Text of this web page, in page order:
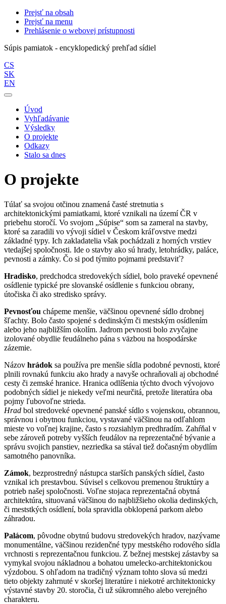
Prejsť na obsah
Prejsť na menu
Prehlásenie o webovej prístupnosti
Súpis pamiatok - encyklopedický prehľad sídiel
CS
SK
EN
Úvod
Vyhľadávanie
Výsledky
O projekte
Odkazy
Stalo sa dnes
O projekte
Túlať sa svojou otčinou znamená časté stretnutia s
architektonickými pamiatkami, ktoré vznikali na území ČR v
priebehu storočí. Vo svojom „Súpise“ som sa zameral na stavby,
ktoré sa zaradili vo vývoji sídiel v Českom kráľovstve medzi
základné typy. Ich zakladatelia však pochádzali z horných vrstiev
vtedajšej spoločnosti. Ide o stavby ako sú hrady, letohrádky, paláce,
pevnosti a zámky. Čo si pod týmito pojmami predstaviť?
Hradisko, predchodca stredovekých sídiel, bolo praveké opevnené
osídlenie typické pre slovanské osídlenie s funkciou obrany,
útočiska či ako stredisko správy.
Pevnosťou chápeme menšie, väčšinou opevnené sídlo drobnej
šľachty. Bolo často spojené s dedinským či mestským osídlením
alebo jeho najbližším okolím. Jadrom pevnosti bolo zvyčajne
izolované obydlie feudálneho pána s väzbou na hospodárske
zázemie.
Názov hrádok sa používa pre menšie sídla podobné pevnosti, ktoré
plnili rovnakú funkciu ako hrady a navyše ochraňovali aj obchodné
cesty či zemské hranice. Hranica odlíšenia týchto dvoch vývojovo
podobných sídiel je niekedy veľmi neurčitá, pretože literatúra oba
pojmy ľubovoľne strieda.
Hrad bol stredoveké opevnené panské sídlo s vojenskou, obrannou,
správnou i obytnou funkciou, vystavané väčšinou na odľahlom
mieste vo voľnej krajine, často s rozsiahlym predhradím. Zahŕňal v
sebe zároveň potreby vyšších feudálov na reprezentačné bývanie a
správu svojich panstiev, nezriedka sa stával tiež dočasným obydlím
samotného panovníka.
Zámok, bezprostredný nástupca starších panských sídiel, často
vznikal ich prestavbou. Súvisel s celkovou premenou štruktúry a
potrieb našej spoločnosti. Voľne stojaca reprezentačná obytná
architektúra, situovaná väčšinou do najbližšieho okolia dedinských,
či meststkých osídlení, bola spravidla obklopená parkom alebo
záhradou.
Palácom, pôvodne obytnú budovu stredovekých hradov, nazývame
monumentálne, väčšinou rezidenčné typy mestského rodového sídla
vrchnosti s reprezentačnou funkciou. Z bežnej mestskej zástavby sa
vymykal svojou nákladnou a bohatou umelecko-architektonickou
výzdobou. S ohľadom na tradičný význam tohto slova sú medzi
tieto objekty zahrnuté v skoršej literatúre i niekotré architektonicky
výstavné stavby 20. storočia, či už súkromného alebo verejného
charakteru.